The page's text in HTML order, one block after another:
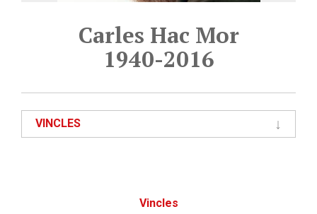
Carles Hac Mor
1940-2016
VINCLES
Vincles